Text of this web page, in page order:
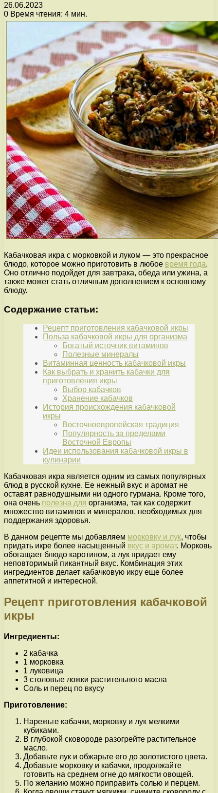
26.06.2023
0 Время чтения: 4 мин.
Кабачковая икра с морковкой и луком — это прекрасное
блюдо, которое можно приготовить в любое время года.
Оно отлично подойдет для завтрака, обеда или ужина, а
также может стать отличным дополнением к основному
блюду.
Содержание статьи:
Рецепт приготовления кабачковой икры
Польза кабачковой икры для организма
Богатый источник витаминов
Полезные минералы
Витаминная ценность кабачковой икры
Как выбрать и хранить кабачки для
приготовления икры
Выбор кабачков
Хранение кабачков
История происхождения кабачковой
икры
Восточноевропейская традиция
Популярность за пределами
Восточной Европы
Идеи использования кабачковой икры в
кулинарии
Кабачковая икра является одним из самых популярных
блюд в русской кухне. Ее нежный вкус и аромат не
оставят равнодушными ни одного гурмана. Кроме того,
она очень полезна для организма, так как содержит
множество витаминов и минералов, необходимых для
поддержания здоровья.
В данном рецепте мы добавляем морковку и лук, чтобы
придать икре более насыщенный вкус и аромат. Морковь
обогащает блюдо каротином, а лук придает ему
неповторимый пикантный вкус. Комбинация этих
ингредиентов делает кабачковую икру еще более
аппетитной и интересной.
Рецепт приготовления кабачковой
икры
Ингредиенты:
2 кабачка
1 морковка
1 луковица
3 столовые ложки растительного масла
Соль и перец по вкусу
Приготовление:
Нарежьте кабачки, морковку и лук мелкими
кубиками.
В глубокой сковороде разогрейте растительное
масло.
Добавьте лук и обжарьте его до золотистого цвета.
Добавьте морковку и кабачки, продолжайте
готовить на среднем огне до мягкости овощей.
По желанию можно приправить солью и перцем.